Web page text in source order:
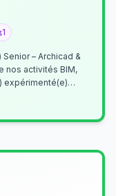
1
– Archicad &
expérimenté(e)